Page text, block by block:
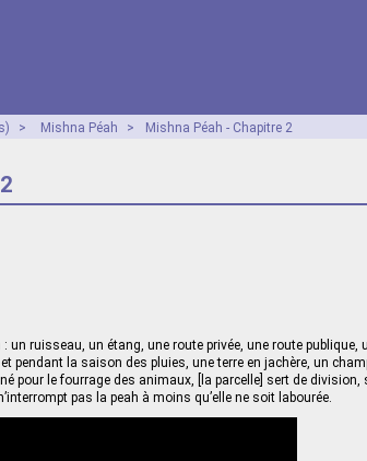
> Mishna Péah > Mishna Péah - Chapitre 2
un ruisseau, un étang, une route privée, une route publique,
pendant la saison des pluies, une terre en jachère, un
pour le fourrage des animaux, [la parcelle] sert de division,
pas la peah à moins qu’elle ne soit labourée.